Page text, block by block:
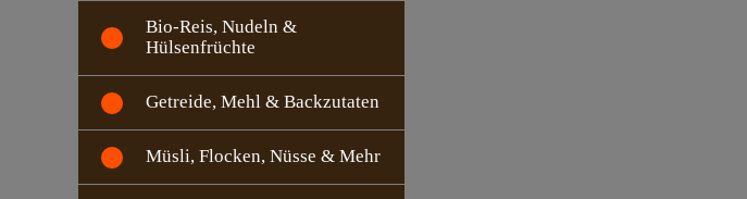
Bio-Reis, Nudeln &
Hülsenfrüchte
Getreide, Mehl & Backzutaten
Müsli, Flocken, Nüsse & Mehr